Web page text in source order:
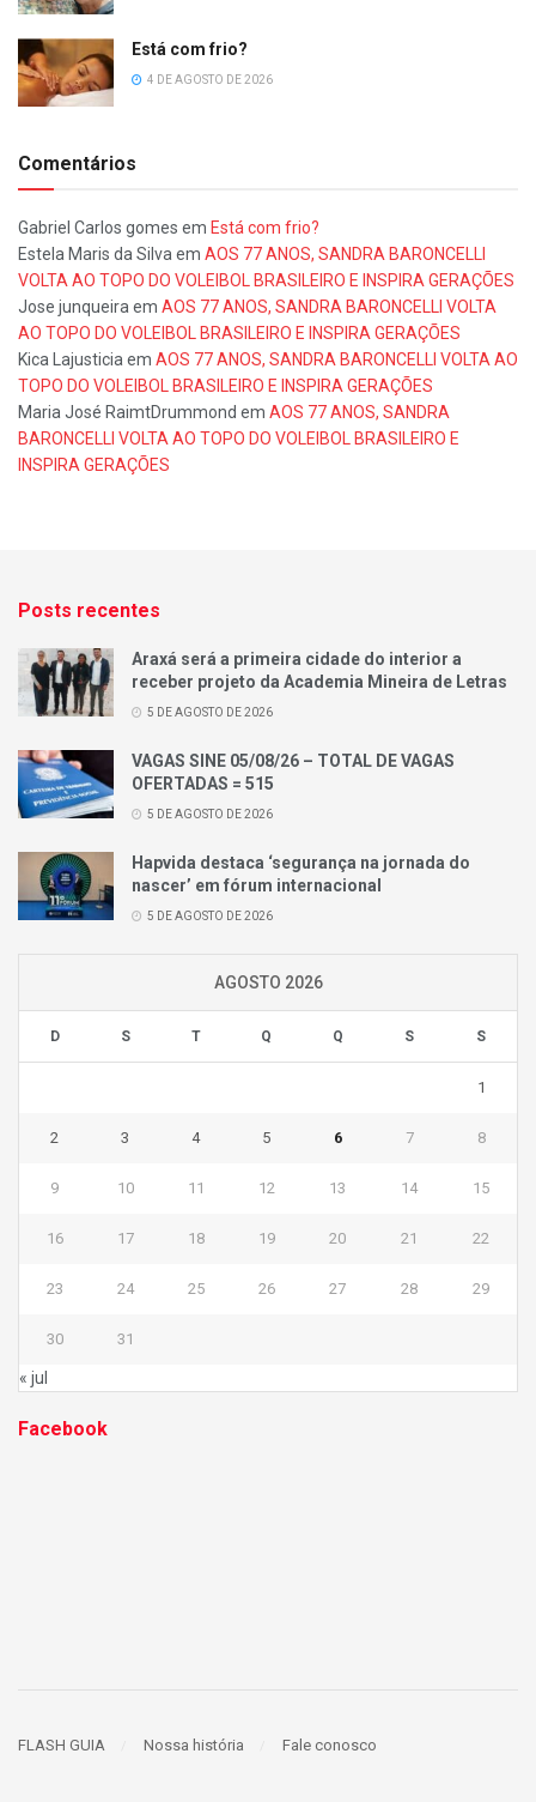
Está com frio?
4 DE AGOSTO DE 2026
Comentários
Gabriel Carlos gomes em Está com frio?
Estela Maris da Silvaem AOS 77 ANOS, SANDRA BARONCELLI
VOLTA AO TOPO DO VOLEIBOL BRASILEIRO E INSPIRA GERAÇÕES
Jose junqueiraem AOS 77 ANOS, SANDRA BARONCELLI VOLTA
AO TOPO DO VOLEIBOL BRASILEIRO E INSPIRA GERAÇÕES
Kica Lajusticiaem AOS 77 ANOS, SANDRA BARONCELLI VOLTA AO
TOPO DO VOLEIBOL BRASILEIRO E INSPIRA GERAÇÕES
Maria José RaimtDrummond em AOS 77 ANOS, SANDRA
BARONCELLI VOLTA AO TOPO DO VOLEIBOL BRASILEIRO E
INSPIRA GERAÇÕES
Posts recentes
Araxá será a primeira cidade do interior a
receber projeto da Academia Mineira de Letras
5 DE AGOSTO DE 2026
VAGAS SINE 05/08/26 – TOTAL DE VAGAS
OFERTADAS = 515
5 DE AGOSTO DE 2026
Hapvida destaca ‘segurança na jornada do
nascer’ em fórum internacional
5 DE AGOSTO DE 2026
AGOSTO 2026
D S T Q Q S S
1
2 3 4 5 6 7 8
9 10 11 12 13 14 15
16 17 18 19 20 21 22
23 24 25 26 27 28 29
30 31
« jul
Facebook
FLASH GUIA Nossa história Fale conosco